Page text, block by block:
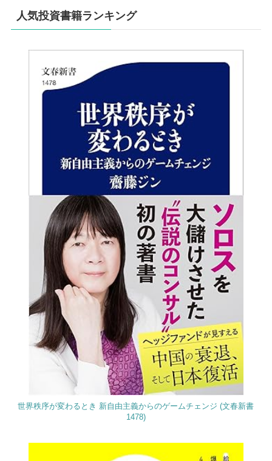
人気投資書籍ランキング
世界秩序が変わるとき 新自由主義からのゲームチェンジ (文春新書
1478)